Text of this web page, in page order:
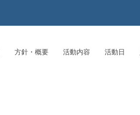
方針・概要 活動内容 活動日